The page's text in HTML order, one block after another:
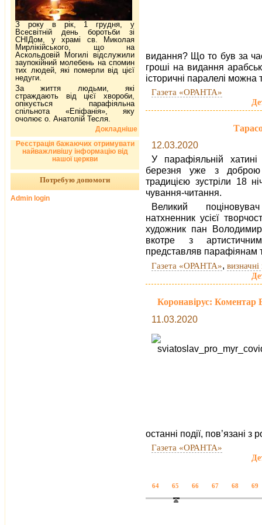
видання? Що то був за
гроші на видання
історичні паралелі можна
Газета «ОРАНТА»
12.03.2020
У парафіяльній
березня уже з доброю
традицією зустріли 18
чування-читання.
Великий
натхненник усієї
художник пан
вкотре з
представляв парафіянам
Газета «ОРАНТА», визначні
Коронавірус:
11.03.2020
останні події, пов’язані
Газета «ОРАНТА»
64 65 66 67 68 69
З року в рік, 1 грудня, у
Всесвітній день боротьби зі
СНІДом, у храмі св. Миколая
Мирлікійського, що на
Аскольдовій Могилі відслужили
заупокійний молебень на спомин
тих людей, які померли від цієї
недуги.
За життя людьми, які
страждають від цієї хвороби,
опікується парафіяльна
спільнота «Епіфанія», яку
очолює о. Анатолій Тесля.
Докладніше
Реєстрація бажаючих отримувати
найважливішу інформацію від
нашої церкви
Потребую допомоги
Admin login